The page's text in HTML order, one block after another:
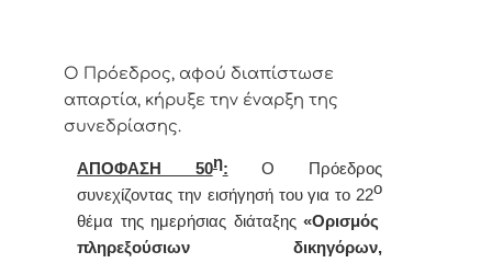
Ο Πρόεδρος, αφού διαπίστωσε
απαρτία, κήρυξε την έναρξη της
συνεδρίασης.
ΑΠΟΦΑΣΗ 50η: Ο
Πρόεδρος
συνεχίζοντας την εισήγησή του για το 22ο
θέμα της ημερήσιας διάταξης«Ορισμός
πληρεξούσιων δικηγόρων,